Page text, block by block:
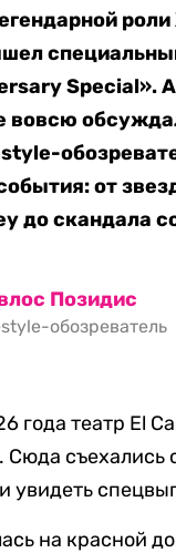
Special».
от
до скандала
Позидис
обозреватель
года театр El
Сюда съехались
увидеть
на красной